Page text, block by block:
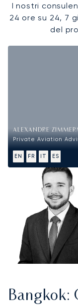
I nostri
24 ore su 24, 7
del
ALEXANDRE
Private Aviation
EN FR IT ES
Bangkok: